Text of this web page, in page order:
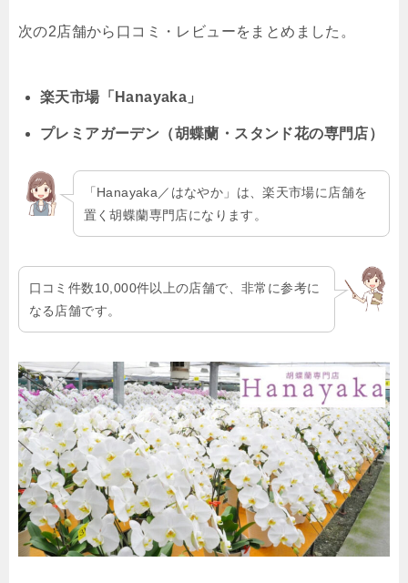
次の2店舗から口コミ・レビューをまとめました。
楽天市場「Hanayaka」
プレミアガーデン（胡蝶蘭・スタンド花の専門店）
「Hanayaka／はなやか」は、楽天市場に店舗を
置く胡蝶蘭専門店になります。
口コミ件数10,000件以上の店舗で、非常に参考に
なる店舗です。